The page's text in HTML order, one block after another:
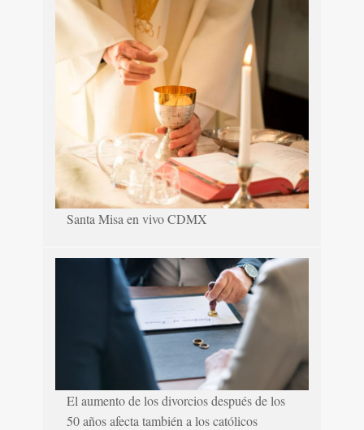
Santa Misa en vivo CDMX
El aumento de los divorcios después de los
50 años afecta también a los católicos